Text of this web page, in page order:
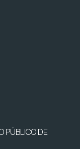
PÚBLICO DE